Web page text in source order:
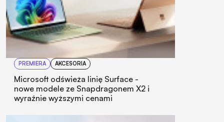
PREMIERA AKCESORIA
Microsoft odświeża linię Surface -
nowe modele ze Snapdragonem X2 i
wyraźnie wyższymi cenami